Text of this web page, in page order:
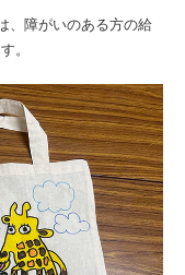
、障がいのある方の給
。